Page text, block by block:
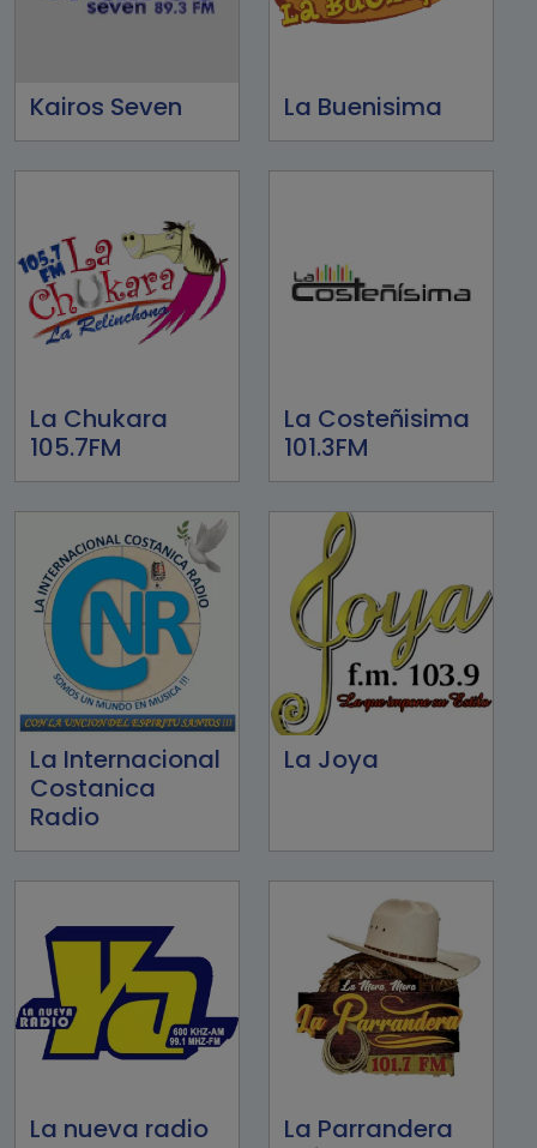
Kairos Seven La Buenisima
La Chukara
105.7FM
La Costeñisima
101.3FM
La Internacional
Costanica
Radio
La Joya
La nueva radio
La Parrandera